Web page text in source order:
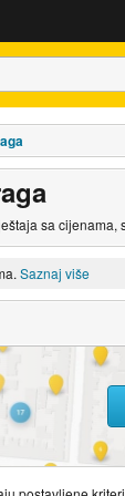
sa cijenama,
Saznaj više